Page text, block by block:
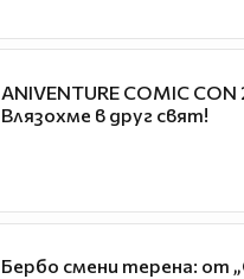
ANIVENTURE COMIC CON
Влязохме в друг свят!
Бербо смени терена: от